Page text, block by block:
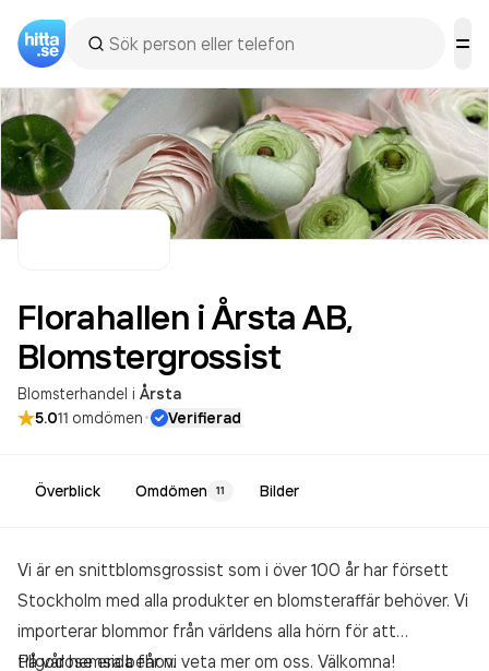
Florahallen i Årsta AB,
Blomstergrossist
Blomsterhandel i Årsta
5.011 omdömen· Verifierad
Överblick Omdömen 11 Bilder
Vi är en snittblomsgrossist som i över 100 år har försett
Stockholm med alla produkter en blomsteraffär behöver. Vi
importerar blommor från världens alla hörn för att
tillgodose era behov.
På vår hemsida får ni veta mer om oss. Välkomna!